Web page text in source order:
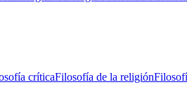
críticaFilosofía de la religión